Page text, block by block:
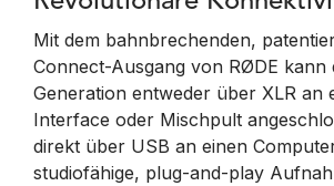
Mit dem bahnbrechenden,
Connect-Ausgang von RØDE kann
Generation entweder über XLR an
Interface oder Mischpult
direkt über USB an einen
studiofähige, plug-and-play